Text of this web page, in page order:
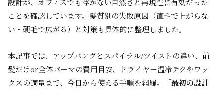
設計が、オフィスでも浮かない自然さと再現性に有効だった
ことを確認しています。髪質別の失敗原因（直毛で上がらな
い・硬毛で広がる）と対策も具体的に整理しました。
本記事では、アップバングとスパイラル/ツイストの違い、前
髪だけor全体パーマの費用目安、ドライヤー温冷テクやワッ
クスの適量まで、今日から使える手順を網羅。
「最初の設計